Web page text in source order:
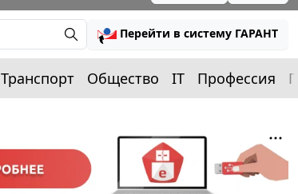
Перейти в систему ГАРАНТ
Транспорт Общество IT Профессия